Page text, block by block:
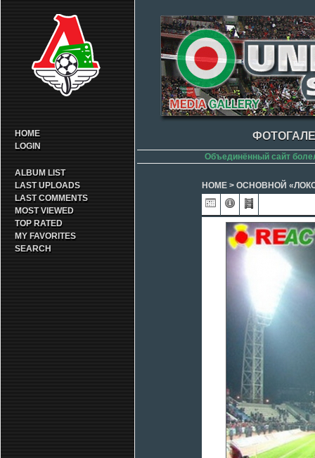
HOME
LOGIN
ALBUM LIST
LAST UPLOADS
LAST COMMENTS
MOST VIEWED
TOP RATED
MY FAVORITES
SEARCH
Объединённый сайт
HOME> ОСНОВНОЙ